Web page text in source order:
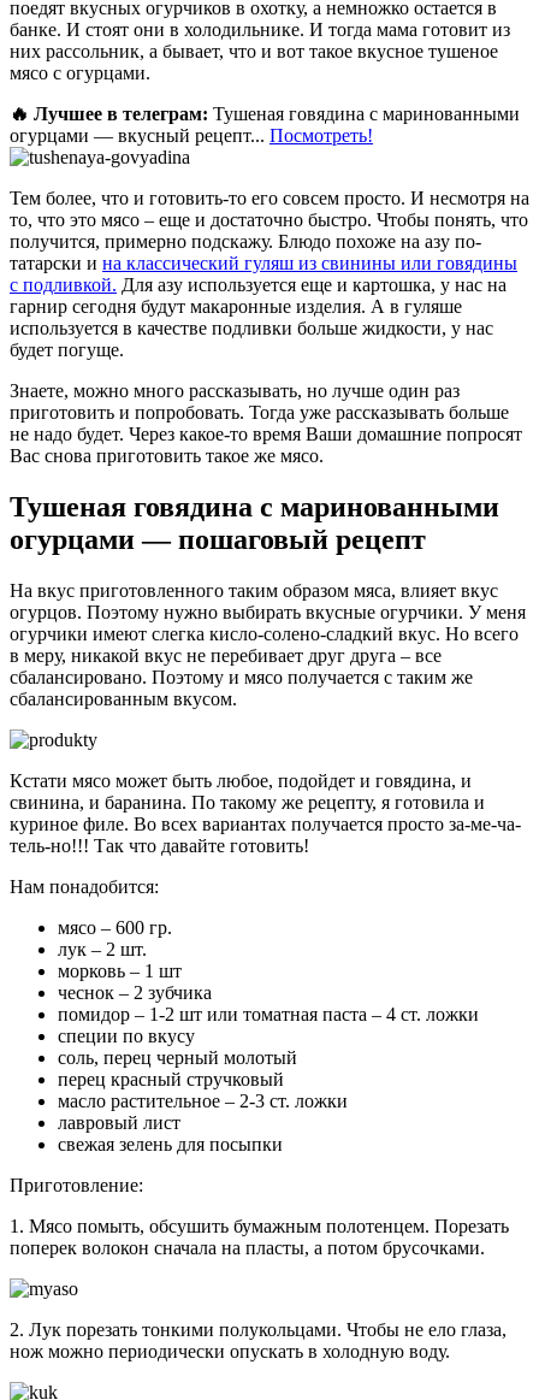
поедят вкусных огурчиков в охотку, а немножко остается в
банке. И стоят они в холодильнике. И тогда мама готовит из
них рассольник, а бывает, что и вот такое вкусное тушеное
мясо с огурцами.
🔥 Лучшее в телеграм: Тушеная говядина с маринованными
огурцами — вкусный рецепт... Посмотреть!
Тем более, что и готовить-то его совсем просто. И несмотря на
то, что это мясо – еще и достаточно быстро. Чтобы понять, что
получится, примерно подскажу. Блюдо похоже на азу по-
татарски и на классический гуляш из свинины или говядины
с подливкой. Для азу используется еще и картошка, у нас на
гарнир сегодня будут макаронные изделия. А в гуляше
используется в качестве подливки больше жидкости, у нас
будет погуще.
Знаете, можно много рассказывать, но лучше один раз
приготовить и попробовать. Тогда уже рассказывать больше
не надо будет. Через какое-то время Ваши домашние попросят
Вас снова приготовить такое же мясо.
Тушеная говядина с маринованными
огурцами — пошаговый рецепт
На вкус приготовленного таким образом мяса, влияет вкус
огурцов. Поэтому нужно выбирать вкусные огурчики. У меня
огурчики имеют слегка кисло-солено-сладкий вкус. Но всего
в меру, никакой вкус не перебивает друг друга – все
сбалансировано. Поэтому и мясо получается с таким же
сбалансированным вкусом.
Кстати мясо может быть любое, подойдет и говядина, и
свинина, и баранина. По такому же рецепту, я готовила и
куриное филе. Во всех вариантах получается просто за-ме-ча-
тель-но!!! Так что давайте готовить!
Нам понадобится:
мясо – 600 гр.
лук – 2 шт.
морковь – 1 шт
чеснок – 2 зубчика
помидор – 1-2 шт или томатная паста – 4 ст. ложки
специи по вкусу
соль, перец черный молотый
перец красный стручковый
масло растительное – 2-3 ст. ложки
лавровый лист
свежая зелень для посыпки
Приготовление:
1. Мясо помыть, обсушить бумажным полотенцем. Порезать
поперек волокон сначала на пласты, а потом брусочками.
2. Лук порезать тонкими полукольцами. Чтобы не ело глаза,
нож можно периодически опускать в холодную воду.